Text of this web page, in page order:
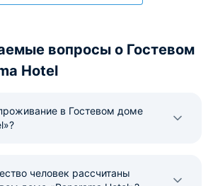
вопросы о Гостевом
Hotel
в Гостевом доме
человек рассчитаны